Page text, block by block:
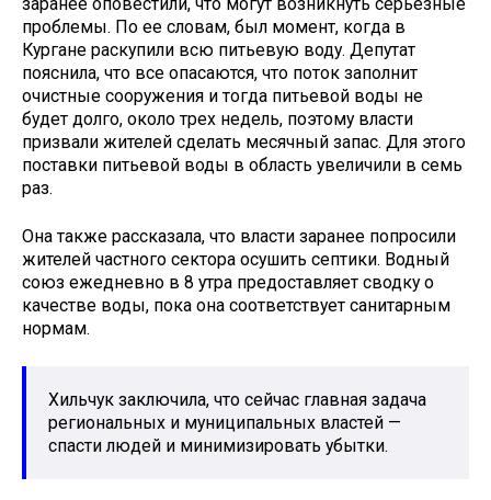
проблемы. По ее словам, был момент, когда в
Кургане раскупили всю питьевую воду. Депутат
пояснила, что все опасаются, что поток заполнит
очистные сооружения и тогда питьевой воды не
будет долго, около трех недель, поэтому власти
призвали жителей сделать месячный запас. Для этого
поставки питьевой воды в область увеличили в семь
раз.
Она также рассказала, что власти заранее попросили
жителей частного сектора осушить септики. Водный
союз ежедневно в 8 утра предоставляет сводку о
качестве воды, пока она соответствует санитарным
нормам.
Хильчук заключила, что сейчас главная задача
региональных и муниципальных властей —
спасти людей и минимизировать убытки.